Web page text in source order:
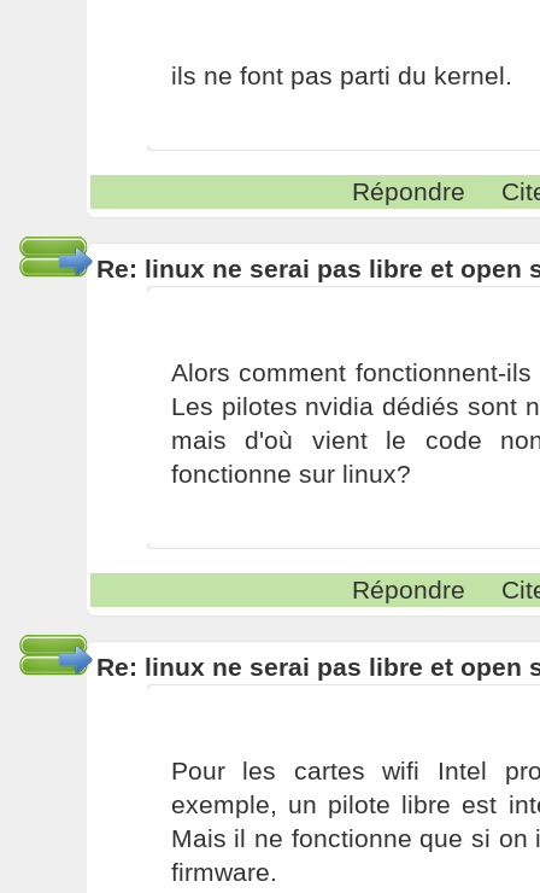
ils ne font pas parti du kernel.
Répondre
Re: linux ne serai pas libre et open
Alors comment fonctionnent-
Les pilotes nvidia dédiés sont
mais d'où vient le code
fonctionne sur linux?
Répondre
Re: linux ne serai pas libre et open
Pour les cartes wifi Intel
exemple, un pilote libre est
Mais il ne fonctionne que si on
firmware.